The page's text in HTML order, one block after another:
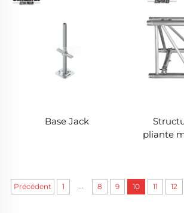
Base Jack
pliante
Précédent 1 8 9 10 11 12